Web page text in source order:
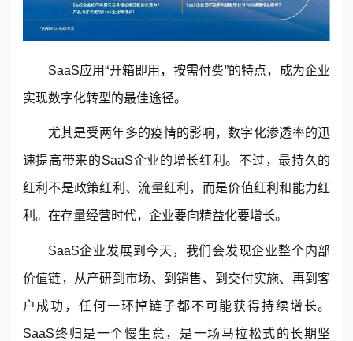
SaaS应用“开箱即用，按需付费”的特点，成为企业
实现数字化转型的最佳途径。
尤其是受两年多的疫情的影响，数字化渗透率的迅
速提高带来的SaaS企业的增长红利。不过，最持久的
红利不是政策红利、流量红利，而是价值红利和能力红
利。在存量经营时代，企业要向精益化要增长。
SaaS企业发展到今天，我们会发现企业整个内部
价值链，从产研到市场、到销售、到交付实施、再到客
户成功，任何一环掉链子都不可能获得持续增长。
SaaS终归是一个慢生意，是一场马拉松式的长期坚